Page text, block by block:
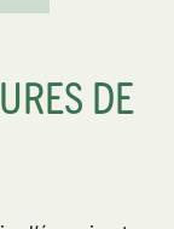
DE